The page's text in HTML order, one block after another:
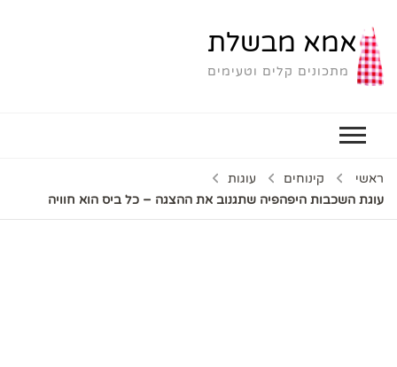
אמא מבשלת
מתכונים קלים וטעימים
ראשי קינוחים
עוגות
עוגת השכבות היפהפיה שתגנוב את ההצגה – כל ביס הוא חוויה